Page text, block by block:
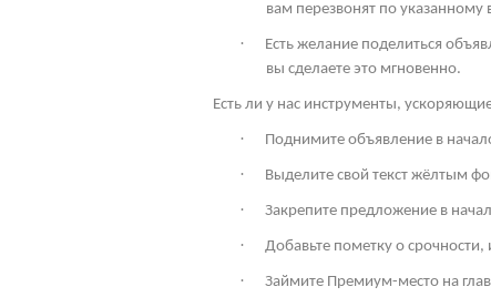
вам перезвонят по
·
Есть желание поделиться
вы сделаете это мгновенно.
Есть ли у нас инструменты,
· Поднимите объявление в
· Выделите свой текст жёлтым
· Закрепите предложение в
· Добавьте пометку о
· Займите Премиум-место на